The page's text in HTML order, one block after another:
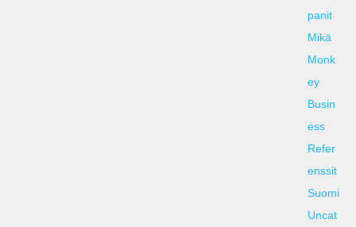
panit
Mikä
Monk
ey
Busin
ess
Refer
enssit
Suomi
Uncat